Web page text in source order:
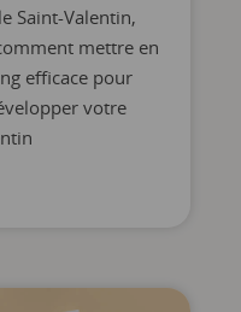
Saint-Valentin,
mettre en
efficace pour
votre